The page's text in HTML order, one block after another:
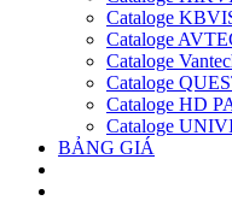
Cataloge
Cataloge
Cataloge
Cataloge
Cataloge HD
Cataloge
BẢNG GIÁ